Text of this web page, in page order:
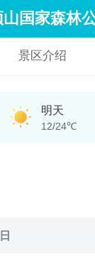
国家森林
景区介绍
明天
12/24℃